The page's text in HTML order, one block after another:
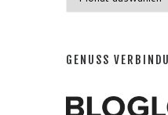
GENUSS